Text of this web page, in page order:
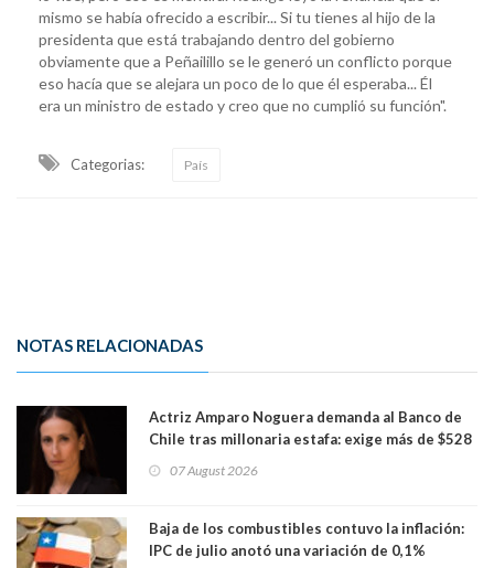
mismo se había ofrecido a escribir... Si tu tienes al hijo de la
presidenta que está trabajando dentro del gobierno
obviamente que a Peñailillo se le generó un conflicto porque
eso hacía que se alejara un poco de lo que él esperaba... Él
era un ministro de estado y creo que no cumplió su función".
Categorias: País
NOTAS RELACIONADAS
Actriz Amparo Noguera demanda al Banco de
Chile tras millonaria estafa: exige más de $528
07 August 2026
Baja de los combustibles contuvo la inflación:
IPC de julio anotó una variación de 0,1%